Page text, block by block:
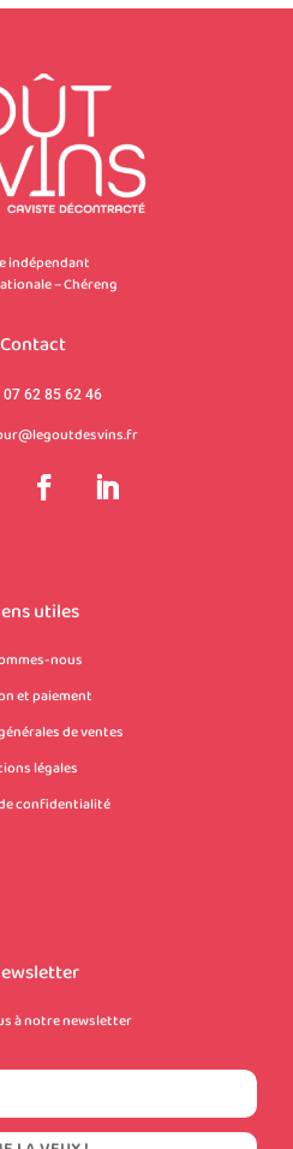
indépendant
– Chéreng
Contact
07 62 85 62 46
utiles
nous
et paiement
de ventes
légales
confidentialité
à notre newsletter